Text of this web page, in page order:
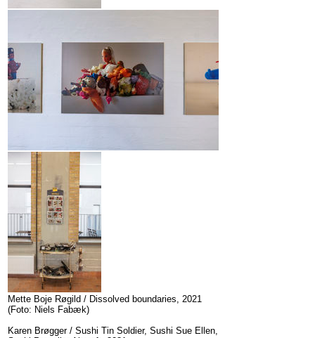
Mette Boje Røgild / Dissolved boundaries, 2021
(Foto: Niels Fabæk)
Karen Brøgger / Sushi Tin Soldier, Sushi Sue Ellen,